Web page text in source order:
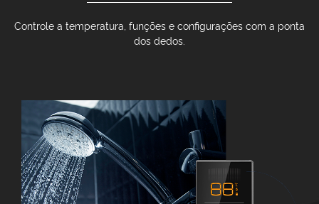
Controle a temperatura, funções e configurações com a ponta
dos dedos.